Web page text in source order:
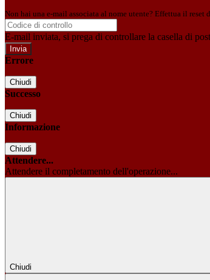
Non hai una e-mail associata al nome utente? Effettua il reset
E-mail inviata, si prega di controllare la casella di
Errore
Chiudi
Successo
Chiudi
Informazione
Chiudi
Attendere...
Attendere il completamento dell'operazione...
Chiudi